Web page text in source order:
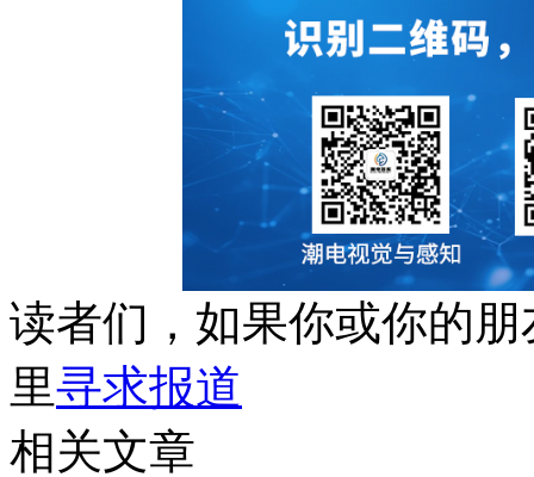
读者们，如果你或你的
里寻求报道
相关文章